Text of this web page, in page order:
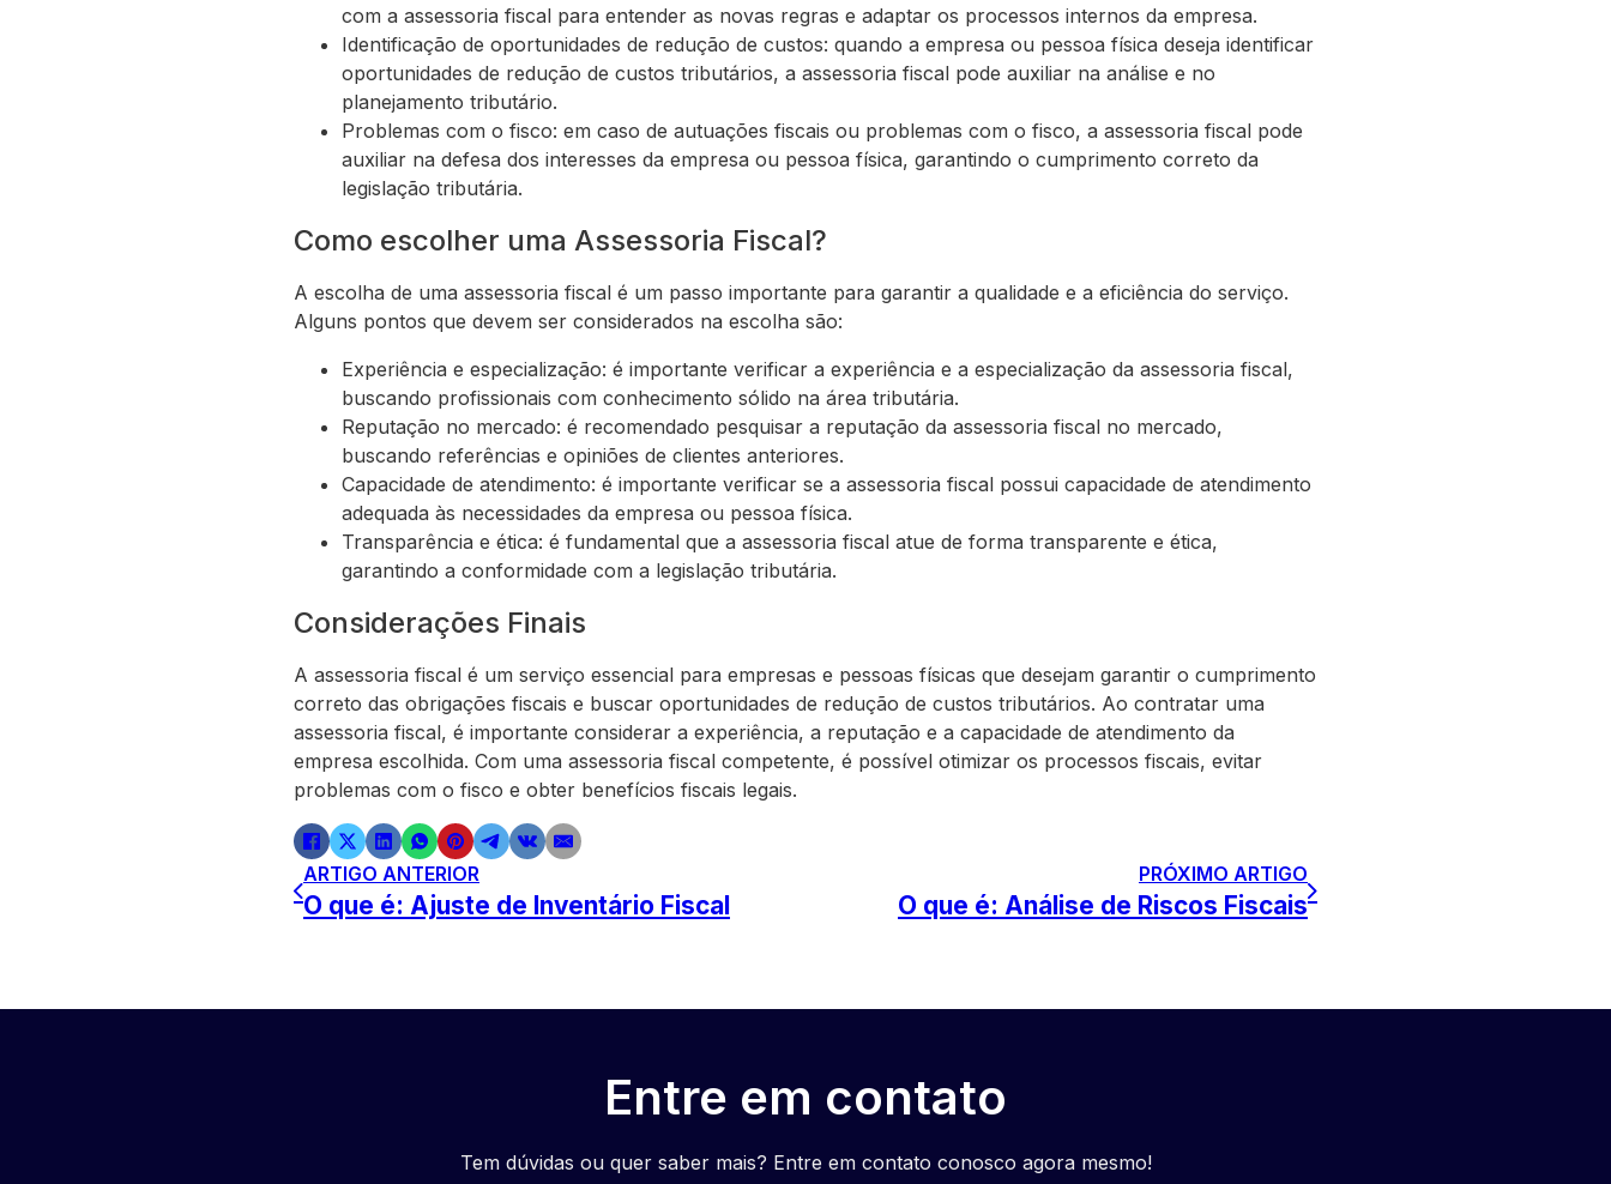
com a assessoria fiscal para entender as novas regras e adaptar os processos internos da empresa.
Identificação de oportunidades de redução de custos: quando a empresa ou pessoa física deseja identificar
oportunidades de redução de custos tributários, a assessoria fiscal pode auxiliar na análise e no
planejamento tributário.
Problemas com o fisco: em caso de autuações fiscais ou problemas com o fisco, a assessoria fiscal pode
auxiliar na defesa dos interesses da empresa ou pessoa física, garantindo o cumprimento correto da
legislação tributária.
Como escolher uma Assessoria Fiscal?
A escolha de uma assessoria fiscal é um passo importante para garantir a qualidade e a eficiência do serviço.
Alguns pontos que devem ser considerados na escolha são:
Experiência e especialização: é importante verificar a experiência e a especialização da assessoria fiscal,
buscando profissionais com conhecimento sólido na área tributária.
Reputação no mercado: é recomendado pesquisar a reputação da assessoria fiscal no mercado,
buscando referências e opiniões de clientes anteriores.
Capacidade de atendimento: é importante verificar se a assessoria fiscal possui capacidade de atendimento
adequada às necessidades da empresa ou pessoa física.
Transparência e ética: é fundamental que a assessoria fiscal atue de forma transparente e ética,
garantindo a conformidade com a legislação tributária.
Considerações Finais
A assessoria fiscal é um serviço essencial para empresas e pessoas físicas que desejam garantir o cumprimento
correto das obrigações fiscais e buscar oportunidades de redução de custos tributários. Ao contratar uma
assessoria fiscal, é importante considerar a experiência, a reputação e a capacidade de atendimento da
empresa escolhida. Com uma assessoria fiscal competente, é possível otimizar os processos fiscais, evitar
problemas com o fisco e obter benefícios fiscais legais.
ARTIGO ANTERIOR
O que é: Ajuste de Inventário Fiscal
PRÓXIMO ARTIGO
O que é: Análise de Riscos Fiscais
Entre em contato
Tem dúvidas ou quer saber mais? Entre em contato conosco agora mesmo!